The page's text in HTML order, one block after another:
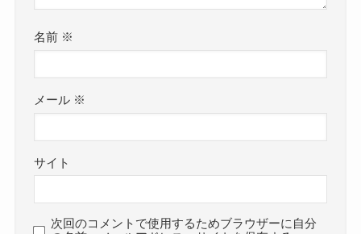
名前 ※
メール ※
サイト
次回のコメントで使用するためブラウザーに自分